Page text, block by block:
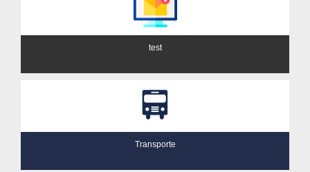
test
Transporte